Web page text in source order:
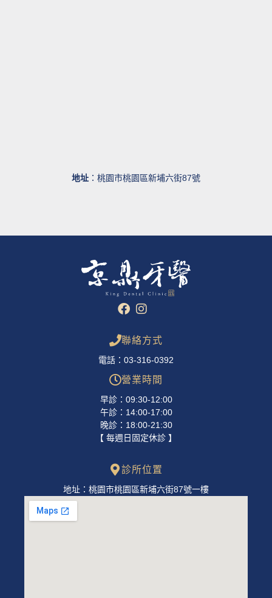
地址 ：桃園市桃園區新埔六街87號
聯絡方式
電話：03-316-0392
營業時間
早診：09:30-12:00
午診：14:00-17:00
晚診：18:00-21:30
【 每週日固定休診 】
診所位置
地址：桃園市桃園區新埔六街87號一樓